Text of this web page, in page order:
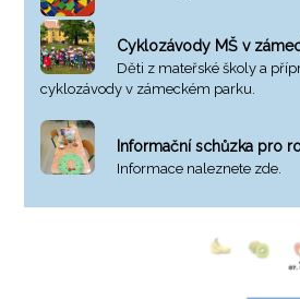
Cyklozávody MŠ v
Děti z mateřské školy a
cyklozávody v zámeckém parku.
Informační schůzka pro
Informace naleznete zde.